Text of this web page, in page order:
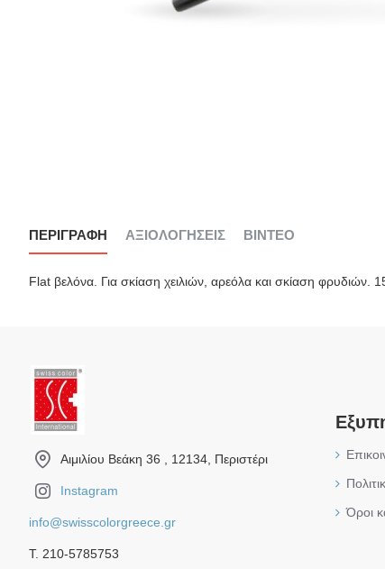
ΠΕΡΙΓΡΑΦΉ ΑΞΙΟΛΟΓΉΣΕΙΣ ΒΊΝΤΕΟ
Flat βελόνα. Για σκίαση χειλιών, αρεόλα και σκίαση φρυδιών.
Αιμιλίου Βεάκη 36 , 12134, Περιστέρι
Instagram
info@swisscolorgreece.gr
Τ. 210-5785753
Όροι